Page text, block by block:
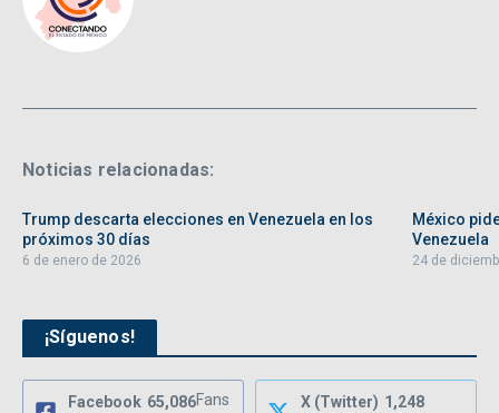
Noticias relacionadas:
Trump descarta elecciones en Venezuela en los
próximos 30 días
6 de enero de 2026
México
Venezuela
24 de
¡Síguenos!
Facebook 65,086Fans
X (Twitter) 1,248